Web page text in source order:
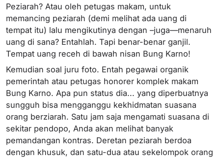
Peziarah? Atau oleh petugas makam, untuk
memancing peziarah (demi melihat ada uang di
tempat itu) lalu mengikutinya dengan –juga—menaruh
uang di sana? Entahlah. Tapi benar-benar ganjil.
Tempat uang receh di bawah nisan Bung Karno!
Kemudian soal juru foto. Entah pegawai organik
pemerintah atau petugas honorer komplek makam
Bung Karno. Apa pun status dia... yang diperbuatnya
sungguh bisa mengganggu kekhidmatan suasana
orang berziarah. Satu jam saja mengamati suasana di
sekitar pendopo, Anda akan melihat banyak
pemandangan kontras. Deretan peziarah berdoa
dengan khusuk, dan satu-dua atau sekelompok orang